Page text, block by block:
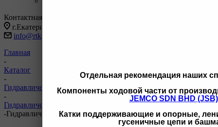
Отдельная рекомендация наших
Компоненты ходовой части от
JEMCO SDN BHD (JSB)
Катки поддерживающие и опорные,
гусеничные цепи и
Контактная информация
г.Екатеринбург, ул Черняховского 86 корп 9/3
info@rtk-parts.ru
Главная
-
Каталог
-
Гидравлическая система
-
Гидравлическая система CAT
-Гидравлические насосы для CAT